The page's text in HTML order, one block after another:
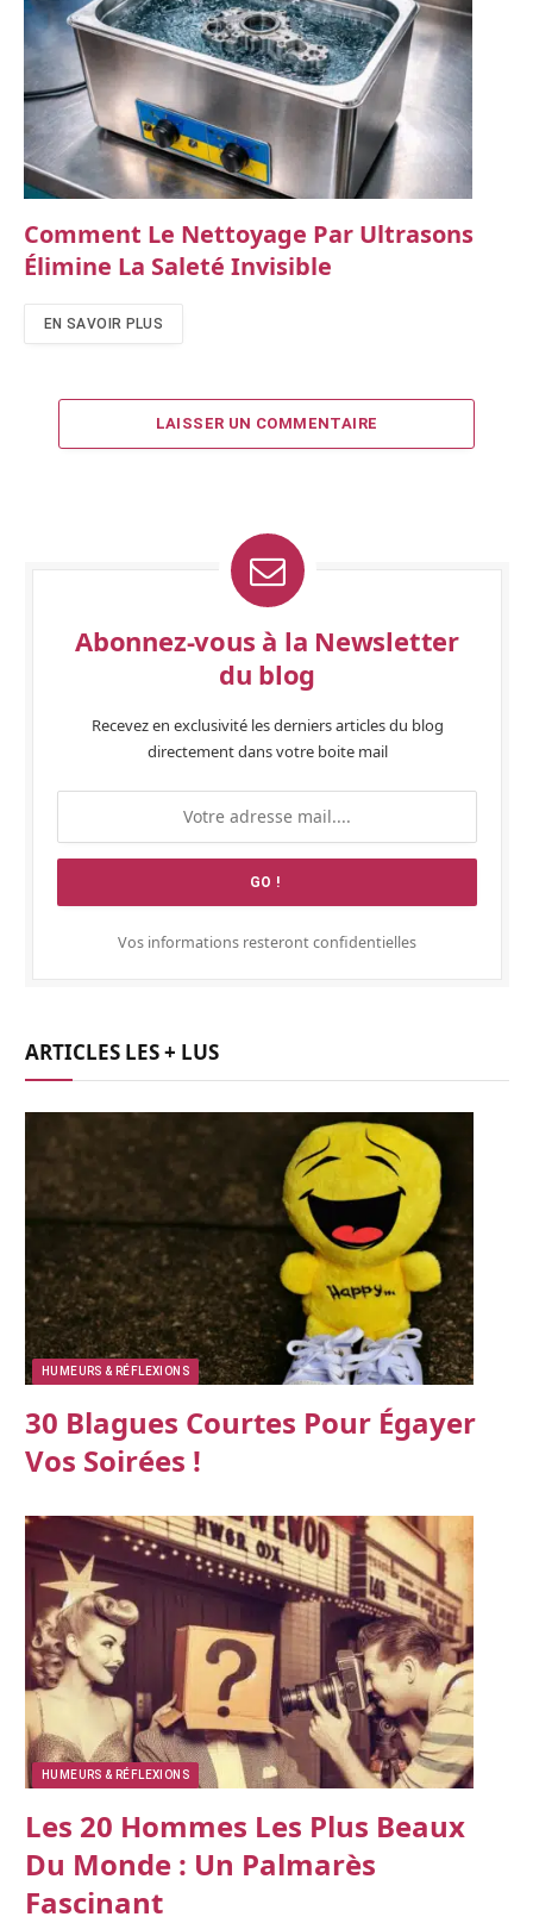
Comment Le Nettoyage Par Ultrasons
Élimine La Saleté Invisible
EN SAVOIR PLUS
LAISSER UN COMMENTAIRE
Abonnez-vous à la Newsletter
du blog
Recevez en exclusivité les derniers articles du blog
directement dans votre boite mail
Vos informations resteront confidentielles
ARTICLES LES + LUS
HUMEURS & RÉFLEXIONS
30 Blagues Courtes Pour Égayer
Vos Soirées !
HUMEURS & RÉFLEXIONS
Les 20 Hommes Les Plus Beaux
Du Monde : Un Palmarès
Fascinant